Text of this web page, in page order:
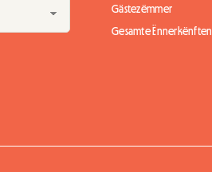
Gästezëmmer
Gesamte Ënnerkënften